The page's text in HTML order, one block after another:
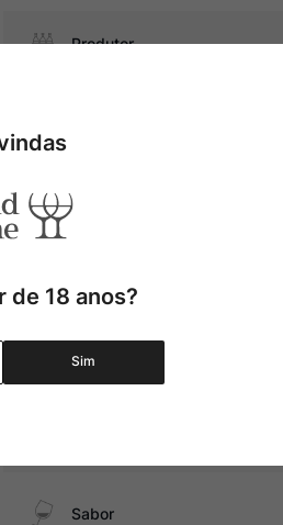
Produtor
Graduação Alcóolica
Sabor
de 18 anos?
Sim